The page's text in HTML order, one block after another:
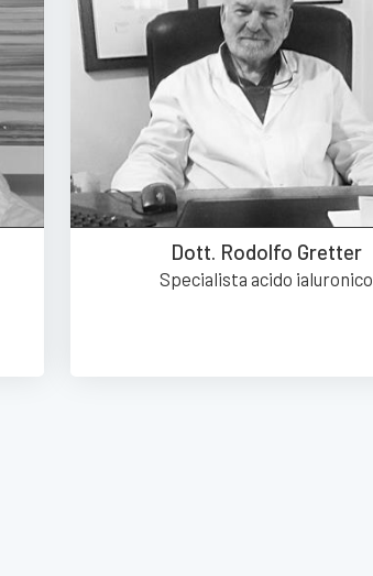
Dott. Rodolfo Gretter
Specialista acido ialuronico